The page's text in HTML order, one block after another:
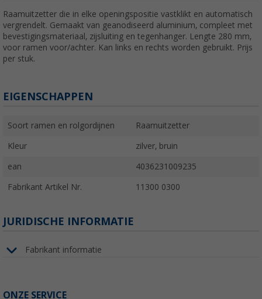
Raamuitzetter die in elke openingspositie vastklikt en automatisch
vergrendelt. Gemaakt van geanodiseerd aluminium, compleet met
bevestigingsmateriaal, zijsluiting en tegenhanger. Lengte 280 mm,
voor ramen voor/achter. Kan links en rechts worden gebruikt. Prijs
per stuk.
EIGENSCHAPPEN
Soort ramen en rolgordijnen Raamuitzetter
Kleur zilver, bruin
ean 4036231009235
Fabrikant Artikel Nr. 11300 0300
JURIDISCHE INFORMATIE
Fabrikant informatie
ONZE SERVICE